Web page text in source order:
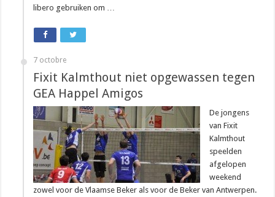
libero gebruiken om …
7 octobre
Fixit Kalmthout niet opgewassen tegen
GEA Happel Amigos
De jongens
van Fixit
Kalmthout
speelden
afgelopen
weekend
zowel voor de Vlaamse Beker als voor de Beker van Antwerpen.